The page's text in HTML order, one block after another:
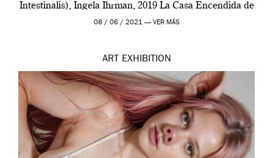
Intestinalis), Ingela Ihrman, 2019 La Casa Encendida de
Madrid y la Wellcome […]
08 / 06 / 2021 — VER MÁS
ART EXHIBITION